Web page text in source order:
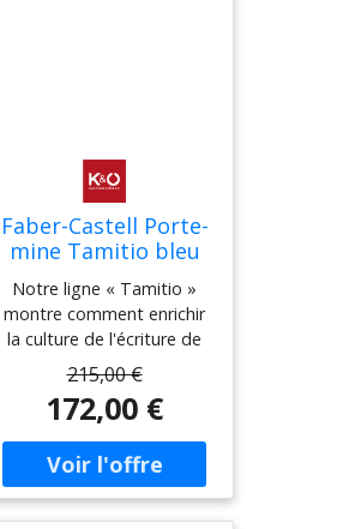
Faber-Castell Porte-
mine Tamitio bleu
nuit bleu marine
Notre ligne « Tamitio »
montre comment enrichir
la culture de l'écriture de
nuances exceptionnelles. À
la fois accroche-regard et
accessoire élégant, chacun
de ces instruments
d'écriture élancés respire
l'élégance pure. Corps en
métal laqué mat, cannelé,
215,00 €
172,00 €